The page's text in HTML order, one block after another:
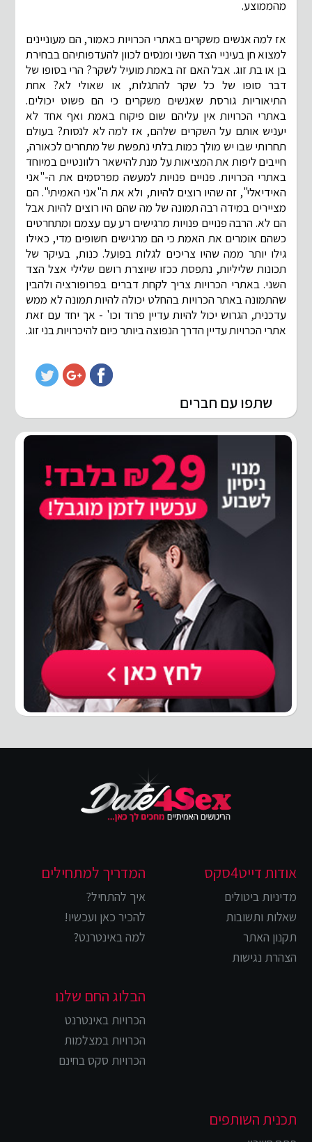
מהממוצע.
אז למה אנשים משקרים באתרי הכרויות כאמור, הם מעוניינים
למצוא חן בעיניי הצד השני ומנסים לכוון להעדפותיהם בבחירת
בן או בת זוג. אבל האם זה באמת מועיל לשקר? הרי בסופו של
דבר סופו של כל שקר להתגלות, או שאולי לא? אחת
התיאוריות גורסת שאנשים משקרים כי הם פשוט יכולים.
באתרי הכרויות אין עליהם שום פיקוח באמת ואף אחד לא
יעניש אותם על השקרים שלהם, אז למה לא לנסות? בעולם
תחרותי שבו יש מולך כמות בלתי נתפשת של מתחרים לכאורה,
חייבים ליפות את המציאות על מנת להישאר רלוונטיים במיוחד
באתרי הכרויות. פנויים פנויות למעשה מפרסמים את ה-"אני
האידיאלי", זה שהיו רוצים להיות, ולא את ה"אני האמיתי". הם
מציירים במידה רבה תמונה של מה שהם היו רוצים להיות אבל
הם לא. הרבה פנויים פנויות מרגישים רע עם עצמם ומתחרטים
כשהם אומרים את האמת כי הם מרגישים חשופים מדי, כאילו
גילו יותר ממה שהיו צריכים לגלות בפועל. כנות, בעיקר של
תכונות שליליות, נתפסת ככזו שיוצרת רושם שלילי אצל הצד
השני. באתרי הכרויות צריך לקחת דברים בפרופורציה ולהבין
שהתמונה באתר הכרויות בהחלט יכולה להיות תמונה לא ממש
עדכנית, הגרוש יכול להיות עדיין פרוד וכו' - אך יחד עם זאת
אתרי הכרויות עדיין הדרך הנפוצה ביותר כיום להיכרויות בני זוג.
שתפו עם חברים
אודות דייט4סקס
מדיניות ביטולים
שאלות ותשובות
תקנון האתר
הצהרת נגישות
המדריך למתחילים
איך להתחיל?
להכיר כאן ועכשיו!
למה באינטרנט?
הבלוג החם שלנו
הכרויות באינטרנט
הכרויות במצלמות
הכרויות סקס בחינם
תכנית השותפים